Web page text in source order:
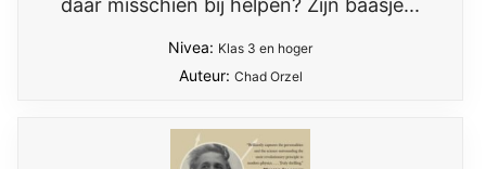
daar misschien bij helpen? Zijn baasje...
Nivea: Klas 3 en hoger
Auteur: Chad Orzel